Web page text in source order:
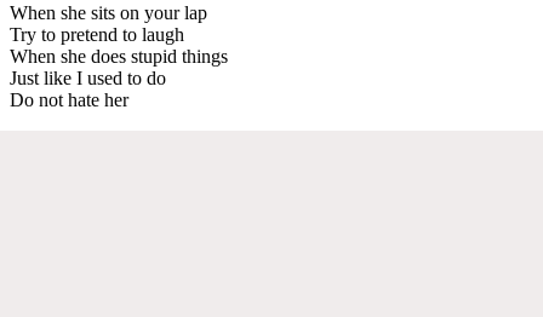
When she sits on your lap
Try to pretend to laugh
When she does stupid things
Just like I used to do
Do not hate her